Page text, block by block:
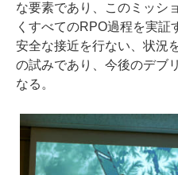
な要素であり、このミッシ
くすべてのRPO過程を実証
安全な接近を行ない、状況
の試みであり、今後のデブ
なる。